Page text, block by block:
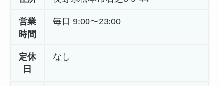
営業
時間
毎日 9:00〜23:00
定休
日
なし